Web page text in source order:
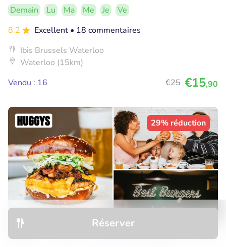
Réserver
Demain Lu Ma Me Je
Ve
8.2
Excellent • 18 commentaires
Ibis Brussels Waterloo
Waterloo (15km)
Vendu : 16
€25 €15,90
29% réduction